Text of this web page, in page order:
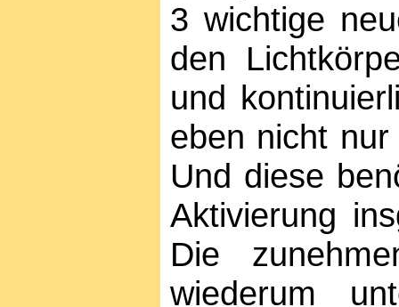
3 wichtige
den
und
eben nicht
Und diese
Aktivierung
Die
wiederum